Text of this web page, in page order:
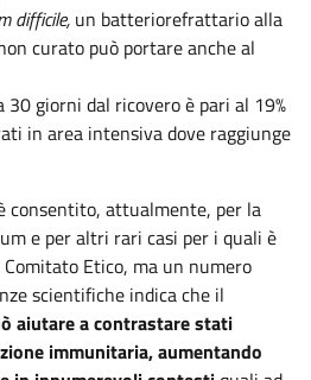
difficile, un batteriorefrattario alla
curato può portare anche al
giorni dal ricovero è pari al 19%
in area intensiva dove raggiunge
consentito, attualmente, per la
e per altri rari casi per i quali è
Comitato Etico, ma un numero
scientifiche indica che il
aiutare a contrastare stati
immunitaria, aumentando